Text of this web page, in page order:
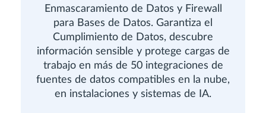
Enmascaramiento de Datos y Firewall
para Bases de Datos. Garantiza el
Cumplimiento de Datos, descubre
información sensible y protege cargas de
trabajo en más de 50 integraciones de
fuentes de datos compatibles en la nube,
en instalaciones y sistemas de IA.